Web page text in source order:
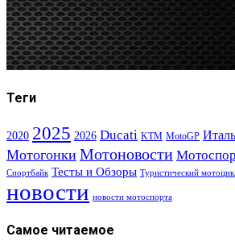
Теги
2020 2025 2026 Ducati KTM MotoGP
Мотогонки Мотоновости
Спортбайк Тесты и Обзоры Туристический
новости новости мотоспорта
Самое читаемое